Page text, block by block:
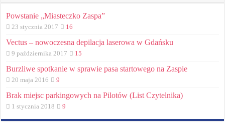
Powstanie „Miasteczko Zaspa”
23 stycznia 2017 16
Vectus – nowoczesna depilacja laserowa w Gdańsku
9 października 2017 15
Burzliwe spotkanie w sprawie pasa startowego na Zaspie
20 maja 2016 9
Brak miejsc parkingowych na Pilotów (List Czytelnika)
1 stycznia 2018 9